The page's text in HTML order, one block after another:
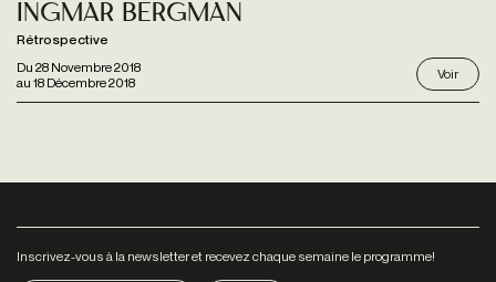
Du 28 Novembre 2018
au 18 Décembre 2018
Ingmar Bergman
Rétrospective
Voir
Inscrivez-vous à la newsletter et recevez chaque semaine le programme!